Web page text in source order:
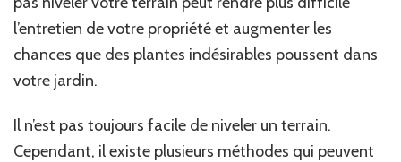
l’entretien de votre propriété et augmenter les
chances que des plantes indésirables poussent dans
votre jardin.
Il n’est pas toujours facile de niveler un terrain.
Cependant, il existe plusieurs méthodes qui peuvent